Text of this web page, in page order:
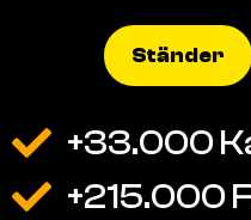
Ständer
+33.000
+215.000